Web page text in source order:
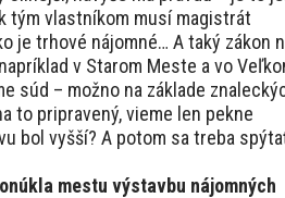
tým vlastníkom musí magistrát
je trhové nájomné… A taký zákon
v Starom Meste a vo
súd – možno na základe
to pripravený, vieme len pekne
bol vyšší? A potom sa treba
mestu výstavbu nájomných